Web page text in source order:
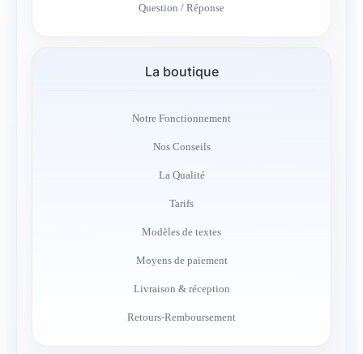
Question / Réponse
La boutique
Notre Fonctionnement
Nos Conseils
La Qualité
Tarifs
Modèles de textes
Moyens de paiement
Livraison & réception
Retours-Remboursement